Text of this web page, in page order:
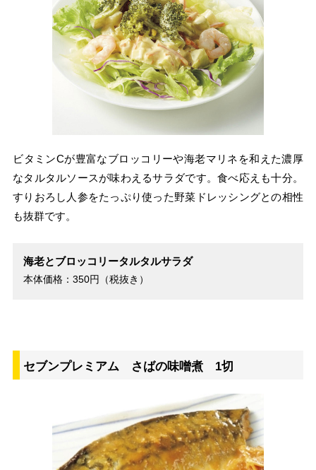
ビタミンCが豊富なブロッコリーや海老マリネを和えた濃厚
なタルタルソースが味わえるサラダです。食べ応えも十分。
すりおろし人参をたっぷり使った野菜ドレッシングとの相性
も抜群です。
海老とブロッコリータルタルサラダ
本体価格：350円（税抜き）
セブンプレミアム さばの味噌煮 1切